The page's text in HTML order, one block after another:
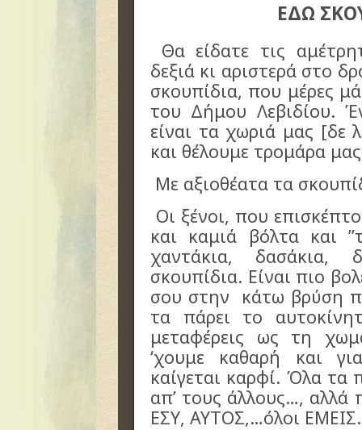
ΕΔΩ
Θα είδατε τις
δεξιά κι αριστερά στο
σκουπίδια, που μέρες
του Δήμου Λεβιδίου.
είναι τα χωριά μας [δε
και θέλουμε τρομάρα
Με αξιοθέατα τα
Οι ξένοι, που
και καμιά βόλτα και
χαντάκια, δασάκια,
σκουπίδια. Είναι πιο
σου στην κάτω βρύση
τα πάρει το
μεταφέρεις ως τη
‘χουμε καθαρή και
καίγεται καρφί. Όλα τα
απ’ τους άλλους…, αλλά
ΕΣΥ, ΑΥΤΟΣ,…όλοι ΕΜΕΙΣ.